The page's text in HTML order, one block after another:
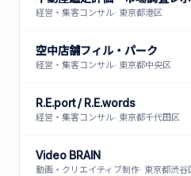
経営・集客コンサル· 東京都港区
空中店舗フィル・パーク
経営・集客コンサル· 東京都中央区
R.E.port / R.E.words
経営・集客コンサル· 東京都千代田区
Video BRAIN
動画・クリエイティブ制作· 東京都渋谷